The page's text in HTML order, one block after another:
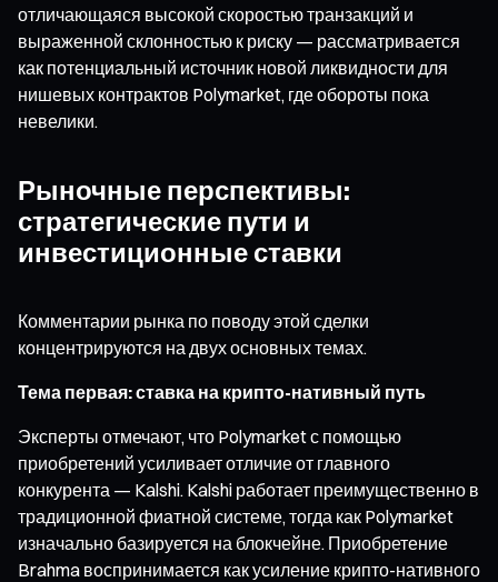
отличающаяся высокой скоростью транзакций и
выраженной склонностью к риску — рассматривается
как потенциальный источник новой ликвидности для
нишевых контрактов Polymarket, где обороты пока
невелики.
Рыночные перспективы:
стратегические пути и
инвестиционные ставки
Комментарии рынка по поводу этой сделки
концентрируются на двух основных темах.
Тема первая: ставка на крипто-нативный путь
Эксперты отмечают, что Polymarket с помощью
приобретений усиливает отличие от главного
конкурента — Kalshi. Kalshi работает преимущественно в
традиционной фиатной системе, тогда как Polymarket
изначально базируется на блокчейне. Приобретение
Brahma воспринимается как усиление крипто-нативного